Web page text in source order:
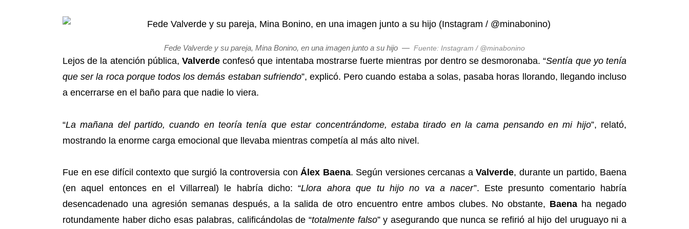
Fede Valverde y su pareja, Mina Bonino, en una imagen junto a su hijo — Fuente: Instagram / @minabonino
Lejos de la atención pública,Valverde confesó que intentaba mostrarse fuerte mientras por dentro se desmoronaba. “Sentía que yo tenía
que ser la roca porque todos los demás estaban sufriendo”, explicó. Pero cuando estaba a solas, pasaba horas llorando, llegando incluso
a encerrarse en el baño para que nadie lo viera.
“La mañana del partido, cuando en teoría tenía que estar concentrándome, estaba tirado en la cama pensando en mi hijo”, relató,
mostrando la enorme carga emocional que llevaba mientras competía al más alto nivel.
Fue en ese difícil contexto que surgió la controversia con Álex Baena. Según versiones cercanas a Valverde, durante un partido, Baena
(en aquel entonces en el Villarreal) le habría dicho: “Llora ahora que tu hijo no va a nacer”. Este presunto comentario habría
desencadenado una agresión semanas después, a la salida de otro encuentro entre ambos clubes. No obstante, Baena ha negado
rotundamente haber dicho esas palabras, calificándolas de “totalmente falso” y asegurando que nunca se refirió al hijo del uruguayo ni a